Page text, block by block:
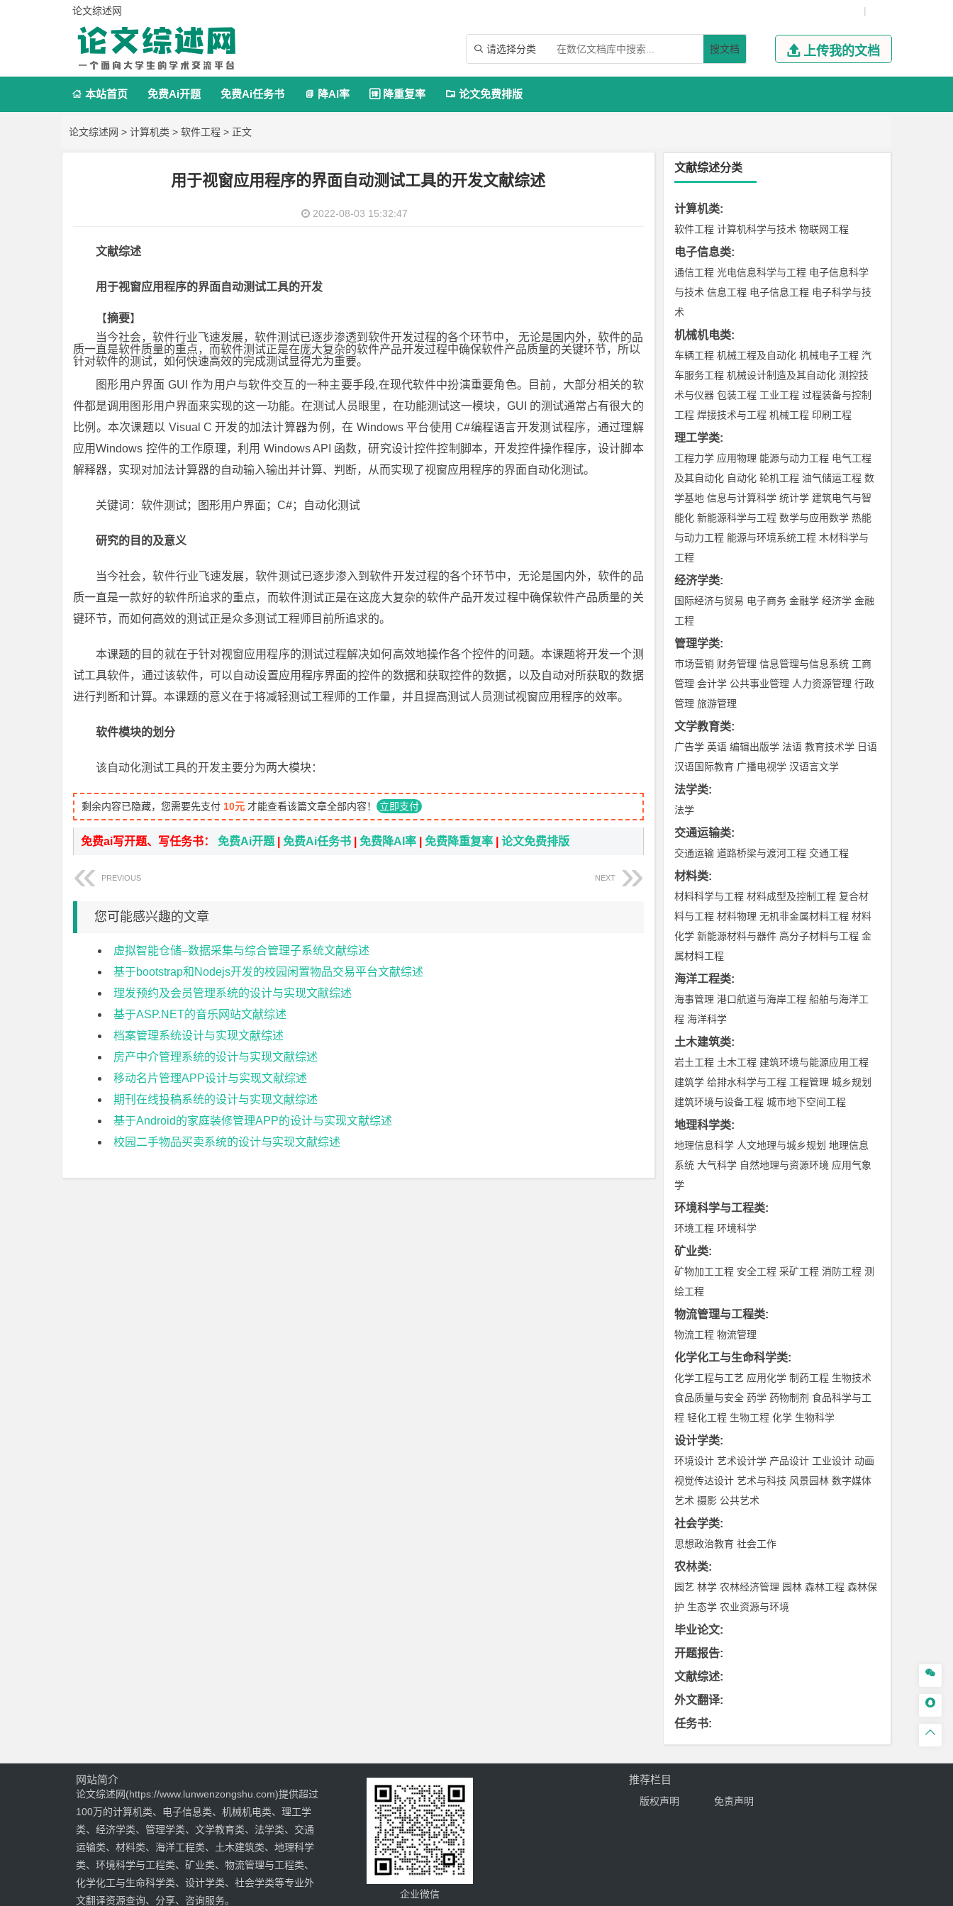
论文综述网 |
 请选择分类 搜文档  上传我的文档
 本站首页 免费Ai开题 免费Ai任务书  降AI率  降重复率  论文免费排版
论文综述网 > 计算机类 > 软件工程 > 正文
用于视窗应用程序的界面自动测试工具的开发文献综述
2022-08-03 15:32:47
文献综述
用于视窗应用程序的界面自动测试工具的开发
【摘要】
当今社会，软件行业飞速发展，软件测试已逐步渗透到软件开发过程的各个环节中， 无论是国内外，软件的品
质一直是软件质量的重点，而软件测试正是在庞大复杂的软件产品开发过程中确保软件产品质量的关键环节，所以
针对软件的测试，如何快速高效的完成测试显得尤为重要。
图形用户界面 GUI 作为用户与软件交互的一种主要手段,在现代软件中扮演重要角色。目前，大部分相关的软
件都是调用图形用户界面来实现的这一功能。在测试人员眼里，在功能测试这一模块，GUI 的测试通常占有很大的
比例。本次课题以 Visual C 开发的加法计算器为例，在 Windows 平台使用 C#编程语言开发测试程序，通过理解
应用Windows 控件的工作原理，利用 Windows API 函数，研究设计控件控制脚本，开发控件操作程序，设计脚本
解释器，实现对加法计算器的自动输入输出并计算、判断，从而实现了视窗应用程序的界面自动化测试。
关键词：软件测试；图形用户界面；C#；自动化测试
研究的目的及意义
当今社会，软件行业飞速发展，软件测试已逐步渗入到软件开发过程的各个环节中，无论是国内外，软件的品
质一直是一款好的软件所追求的重点，而软件测试正是在这庞大复杂的软件产品开发过程中确保软件产品质量的关
键环节，而如何高效的测试正是众多测试工程师目前所追求的。
本课题的目的就在于针对视窗应用程序的测试过程解决如何高效地操作各个控件的问题。本课题将开发一个测
试工具软件，通过该软件，可以自动设置应用程序界面的控件的数据和获取控件的数据，以及自动对所获取的数据
进行判断和计算。本课题的意义在于将减轻测试工程师的工作量，并且提高测试人员测试视窗应用程序的效率。
软件模块的划分
该自动化测试工具的开发主要分为两大模块：
剩余内容已隐藏，您需要先支付 10元 才能查看该篇文章全部内容！ 立即支付
免费ai写开题、写任务书： 免费Ai开题 免费Ai任务书 免费降AI率 免费降重复率 论文免费排版
PREVIOUS NEXT
您可能感兴趣的文章
虚拟智能仓储–数据采集与综合管理子系统文献综述
基于bootstrap和Nodejs开发的校园闲置物品交易平台文献综述
理发预约及会员管理系统的设计与实现文献综述
基于ASP.NET的音乐网站文献综述
档案管理系统设计与实现文献综述
房产中介管理系统的设计与实现文献综述
移动名片管理APP设计与实现文献综述
期刊在线投稿系统的设计与实现文献综述
基于Android的家庭装修管理APP的设计与实现文献综述
校园二手物品买卖系统的设计与实现文献综述
文献综述分类
计算机类:
软件工程 计算机科学与技术 物联网工程
电子信息类:
通信工程 光电信息科学与工程 电子信息科学
与技术 信息工程 电子信息工程 电子科学与技
术
机械机电类:
车辆工程 机械工程及自动化 机械电子工程 汽
车服务工程 机械设计制造及其自动化 测控技
术与仪器 包装工程 工业工程 过程装备与控制
工程 焊接技术与工程 机械工程 印刷工程
理工学类:
工程力学 应用物理 能源与动力工程 电气工程
及其自动化 自动化 轮机工程 油气储运工程 数
学基地 信息与计算科学 统计学 建筑电气与智
能化 新能源科学与工程 数学与应用数学 热能
与动力工程 能源与环境系统工程 木材科学与
工程
经济学类:
国际经济与贸易 电子商务 金融学 经济学 金融
工程
管理学类:
市场营销 财务管理 信息管理与信息系统 工商
管理 会计学 公共事业管理 人力资源管理 行政
管理 旅游管理
文学教育类:
广告学 英语 编辑出版学 法语 教育技术学 日语
汉语国际教育 广播电视学 汉语言文学
法学类:
法学
交通运输类:
交通运输 道路桥梁与渡河工程 交通工程
材料类:
材料科学与工程 材料成型及控制工程 复合材
料与工程 材料物理 无机非金属材料工程 材料
化学 新能源材料与器件 高分子材料与工程 金
属材料工程
海洋工程类:
海事管理 港口航道与海岸工程 船舶与海洋工
程 海洋科学
土木建筑类:
岩土工程 土木工程 建筑环境与能源应用工程
建筑学 给排水科学与工程 工程管理 城乡规划
建筑环境与设备工程 城市地下空间工程
地理科学类:
地理信息科学 人文地理与城乡规划 地理信息
系统 大气科学 自然地理与资源环境 应用气象
学
环境科学与工程类:
环境工程 环境科学
矿业类:
矿物加工工程 安全工程 采矿工程 消防工程 测
绘工程
物流管理与工程类:
物流工程 物流管理
化学化工与生命科学类:
化学工程与工艺 应用化学 制药工程 生物技术
食品质量与安全 药学 药物制剂 食品科学与工
程 轻化工程 生物工程 化学 生物科学
设计学类:
环境设计 艺术设计学 产品设计 工业设计 动画
视觉传达设计 艺术与科技 风景园林 数字媒体
艺术 摄影 公共艺术
社会学类:
思想政治教育 社会工作
农林类:
园艺 林学 农林经济管理 园林 森林工程 森林保
护 生态学 农业资源与环境
毕业论文:
开题报告:
文献综述:
外文翻译:
任务书:



网站简介
论文综述网(https://www.lunwenzongshu.com)提供超过
100万的计算机类、电子信息类、机械机电类、理工学
类、经济学类、管理学类、文学教育类、法学类、交通
运输类、材料类、海洋工程类、土木建筑类、地理科学
类、环境科学与工程类、矿业类、物流管理与工程类、
化学化工与生命科学类、设计学类、社会学类等专业外
文翻译资源查询、分享、咨询服务。
企业微信
推荐栏目
版权声明 免责声明